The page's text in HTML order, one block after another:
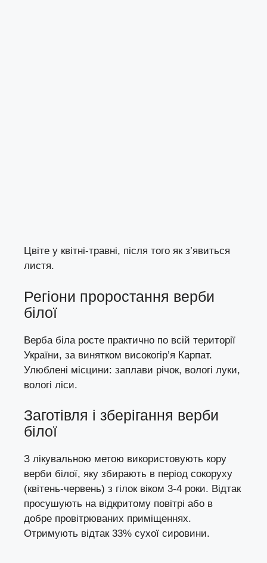
Цвіте у квітні-травні, після того як з’явиться
листя.
Регіони проростання верби
білої
Верба біла росте практично по всій території
України, за винятком високогір’я Карпат.
Улюблені місцини: заплави річок, вологі луки,
вологі ліси.
Заготівля і зберігання верби
білої
З лікувальною метою використовують кору
верби білої, яку збирають в період сокоруху
(квітень-червень) з гілок віком 3-4 роки. Відтак
просушують на відкритому повітрі або в
добре провітрюваних приміщеннях.
Отримують відтак 33% сухої сировини.